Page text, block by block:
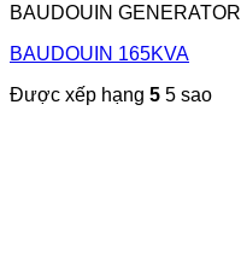
BAUDOUIN GENERATOR
BAUDOUIN 165KVA
Được xếp hạng 5 5 sao